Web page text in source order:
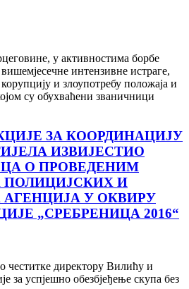
у активностима борбе
интензивне истраге,
и злоупотребу положаја и
су обухваћени званичници
ЗА КООРДИНАЦИЈУ
ИЗВИЈЕСТИО
О ПРОВЕДЕНИМ
И
АГЕНЦИЈА У ОКВИРУ
„СРЕБРЕНИЦА 2016“
честитке директору Вилићу и
за успјешно обезбјеђење скупа без